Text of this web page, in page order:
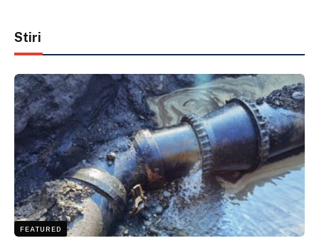
Stiri
FEATURED